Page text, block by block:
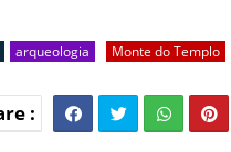
arqueologia Monte do Templo